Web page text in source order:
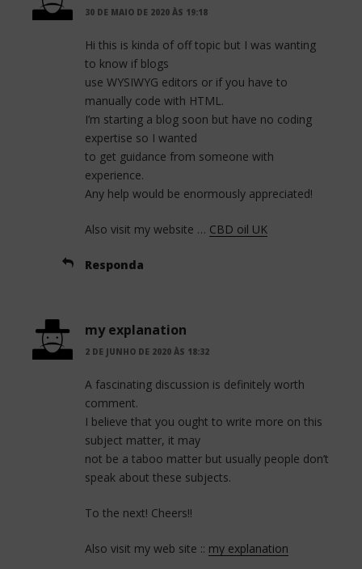
30 DE MAIO DE 2020 ÀS 19:18
Hi this is kinda of off topic but I was wanting
to know if blogs
use WYSIWYG editors or if you have to
manually code with HTML.
I’m starting a blog soon but have no coding
expertise so I wanted
to get guidance from someone with
experience.
Any help would be enormously appreciated!
Also visit my website … CBD oil UK
Responda
my explanation
2 DE JUNHO DE 2020 ÀS 18:32
A fascinating discussion is definitely worth
comment.
I believe that you ought to write more on this
subject matter, it may
not be a taboo matter but usually people don’t
speak about these subjects.
To the next! Cheers!!
Also visit my web site :: my explanation